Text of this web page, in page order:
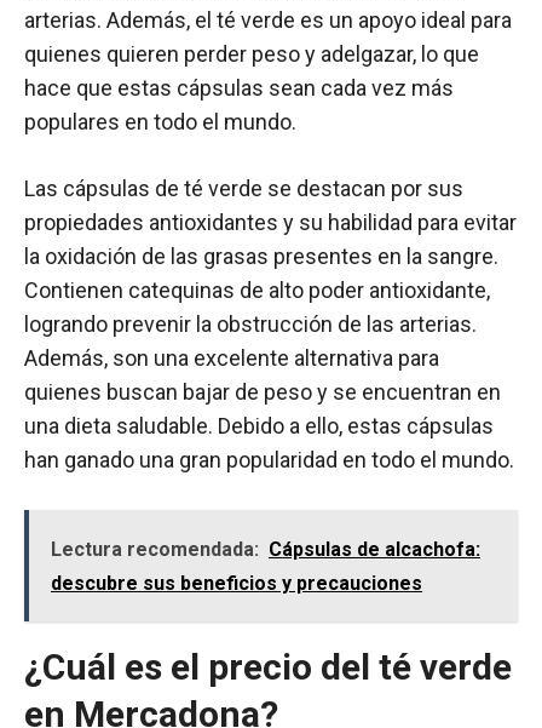
arterias. Además, el té verde es un apoyo ideal para
quienes quieren perder peso y adelgazar, lo que
hace que estas cápsulas sean cada vez más
populares en todo el mundo.
Las cápsulas de té verde se destacan por sus
propiedades antioxidantes y su habilidad para evitar
la oxidación de las grasas presentes en la sangre.
Contienen catequinas de alto poder antioxidante,
logrando prevenir la obstrucción de las arterias.
Además, son una excelente alternativa para
quienes buscan bajar de peso y se encuentran en
una dieta saludable. Debido a ello, estas cápsulas
han ganado una gran popularidad en todo el mundo.
Lectura recomendada: Cápsulas de alcachofa:
descubre sus beneficios y precauciones
¿Cuál es el precio del té verde
en Mercadona?